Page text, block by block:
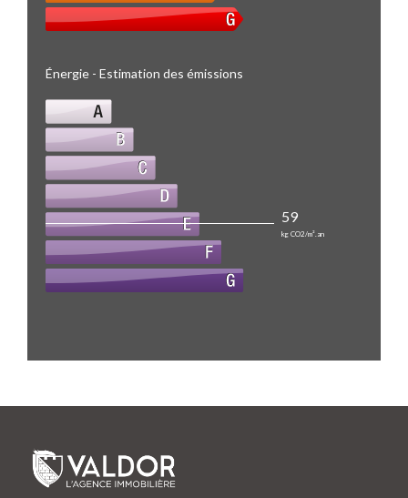
Énergie - Estimation des émissions
59
kg CO2/m².an